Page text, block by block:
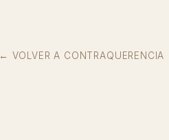
← VOLVER A CONTRAQUERENCIA